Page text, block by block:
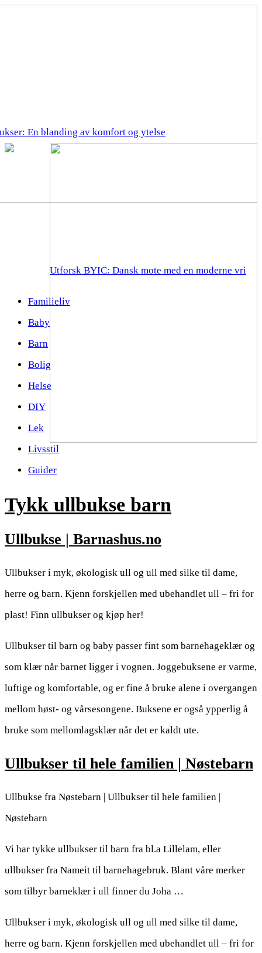
En blanding av komfort og ytelse
Utforsk BYIC: Dansk mote med en moderne vri
Familieliv
Baby
Barn
Bolig
Helse
DIY
Lek
Livsstil
Guider
Tykk ullbukse barn
Ullbukse | Barnashus.no
Ullbukser i myk, økologisk ull og ull med silke til dame,
herre og barn. Kjenn forskjellen med ubehandlet ull – fri for
plast! Finn ullbukser og kjøp her!
Ullbukser til barn og baby passer fint som barnehageklær og
som klær når barnet ligger i vognen. Joggebuksene er varme,
luftige og komfortable, og er fine å bruke alene i overgangen
mellom høst- og vårsesongene. Buksene er også ypperlig å
bruke som mellomlagsklær når det er kaldt ute.
Ullbukser til hele familien | Nøstebarn
Ullbukse fra Nøstebarn | Ullbukser til hele familien |
Nøstebarn
Vi har tykke ullbukser til barn fra bl.a Lillelam, eller
ullbukser fra Nameit til barnehagebruk. Blant våre merker
som tilbyr barneklær i ull finner du Joha …
Ullbukser i myk, økologisk ull og ull med silke til dame,
herre og barn. Kjenn forskjellen med ubehandlet ull – fri for